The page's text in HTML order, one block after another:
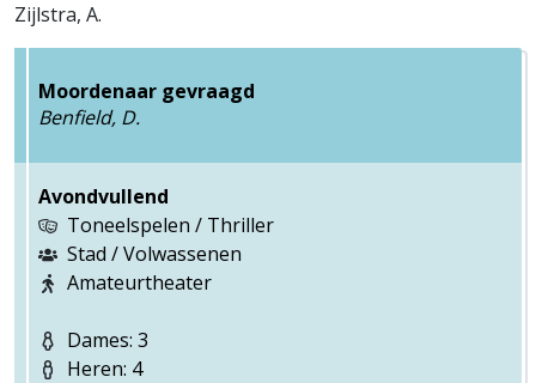
Zijlstra, A.
Moordenaar gevraagd
Benfield, D.
Avondvullend
Toneelspelen / Thriller
Stad / Volwassenen
Amateurtheater
Dames: 3
Heren: 4